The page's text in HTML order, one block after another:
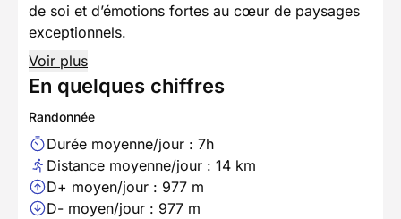
de soi et d’émotions fortes au cœur de paysages
exceptionnels.
Voir plus
En quelques chiffres
Randonnée
Durée moyenne/jour : 7h
Distance moyenne/jour : 14 km
D+ moyen/jour : 977 m
D- moyen/jour : 977 m